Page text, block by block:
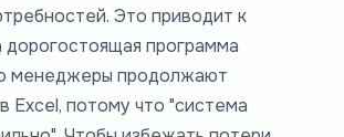
Это приводит к
дорогостоящая программа
менеджеры продолжают
Excel, потому что "система